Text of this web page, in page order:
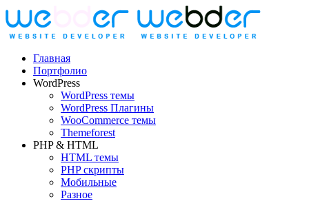
Главная
Портфолио
WordPress
WordPress темы
WordPress Плагины
WooCommerce темы
Themeforest
PHP & HTML
HTML темы
PHP скрипты
Мобильные
Разное